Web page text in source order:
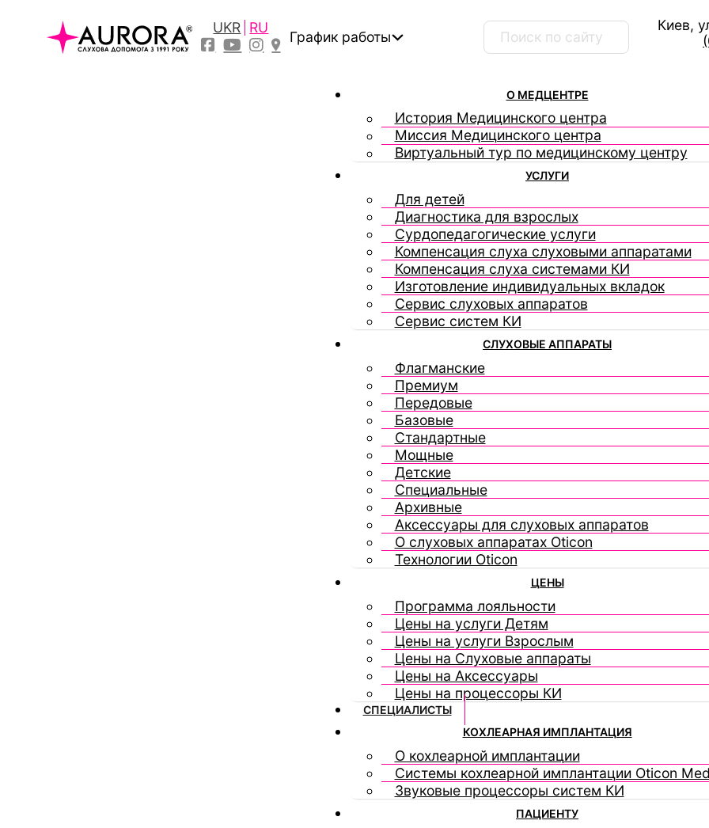
UKR RU
График работы
Поиск ...
Киев,
О МЕДЦЕНТРЕ
История Медицинского центра
Миссия Медицинского центра
Виртуальный тур по медицинскому центру
УСЛУГИ
Для детей
Диагностика для взрослых
Сурдопедагогические услуги
Компенсация слуха слуховыми аппаратами
Компенсация слуха системами КИ
Изготовление индивидуальных вкладок
Сервис слуховых аппаратов
Сервис систем КИ
СЛУХОВЫЕ АППАРАТЫ
Флагманские
Премиум
Передовые
Базовые
Стандартные
Мощные
Детские
Специальные
Архивные
Аксессуары для слуховых аппаратов
О слуховых аппаратах Oticon
Технологии Oticon
ЦЕНЫ
Программа лояльности
Цены на услуги Детям
Цены на услуги Взрослым
Цены на Слуховые аппараты
Цены на Аксессуары
Цены на процессоры КИ
СПЕЦИАЛИСТЫ
КОХЛЕАРНАЯ ИМПЛАНТАЦИЯ
О кохлеарной имплантации
Системы кохлеарной имплантации Oticon
Звуковые процессоры систем КИ
ПАЦИЕНТУ